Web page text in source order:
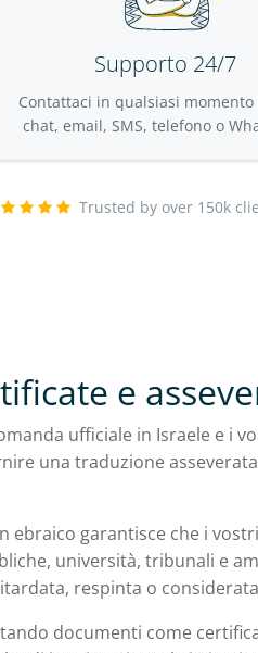
Supporto 24/7
Contattaci in qualsiasi
chat, email, SMS, telefono o
Trusted by over 150k
e
ufficiale in Israele e i
una traduzione
ebraico garantisce che i
università, tribunali e
respinta o
documenti come